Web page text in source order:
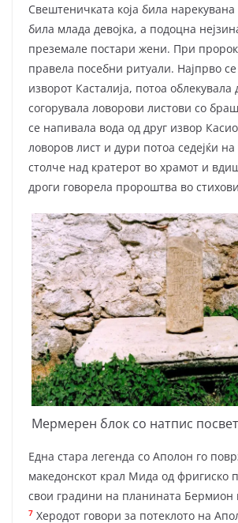
Свештеничката која била нарекувана
била млада де­вој­ка, а подоцна
преземале постари жени. При
правела посебни ритуали. Најпрво
изворот Кас­та­лија, потоа облекувала
согорувала ловорови листови со
се напивала вода од друг извор
ловоров лист и дури потоа седејќи
столче над кратерот во храмот и
дроги говорела пророштва во
Мермерен блок со натпис
Една стара легенда со Аполон го
македонскот крал Мида од фригиско
свои градини на планината Бермион
7 Херодот говори за потеклото на